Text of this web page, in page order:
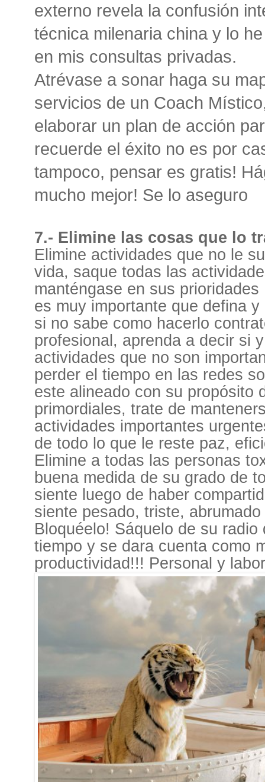
externo revela la confusión
técnica milenaria china y lo
en mis consultas privadas.
Atrévase a sonar haga su
servicios de un Coach
elaborar un plan de acción
recuerde el éxito no es por
tampoco, pensar es gratis!
mucho mejor! Se lo aseguro
7.- Elimine las cosas que lo
Elimine actividades que no le
vida, saque todas las
manténgase en sus
es muy importante que defina
si no sabe como hacerlo
profesional, aprenda a decir si
actividades que no son
perder el tiempo en las redes
este alineado con su propósito
primordiales, trate de
actividades importantes
de todo lo que le reste paz,
Elimine a todas las personas
buena medida de su grado de
siente luego de haber
siente pesado, triste,
Bloquéelo! Sáquelo de su
tiempo y se dara cuenta como
productividad!!! Personal y